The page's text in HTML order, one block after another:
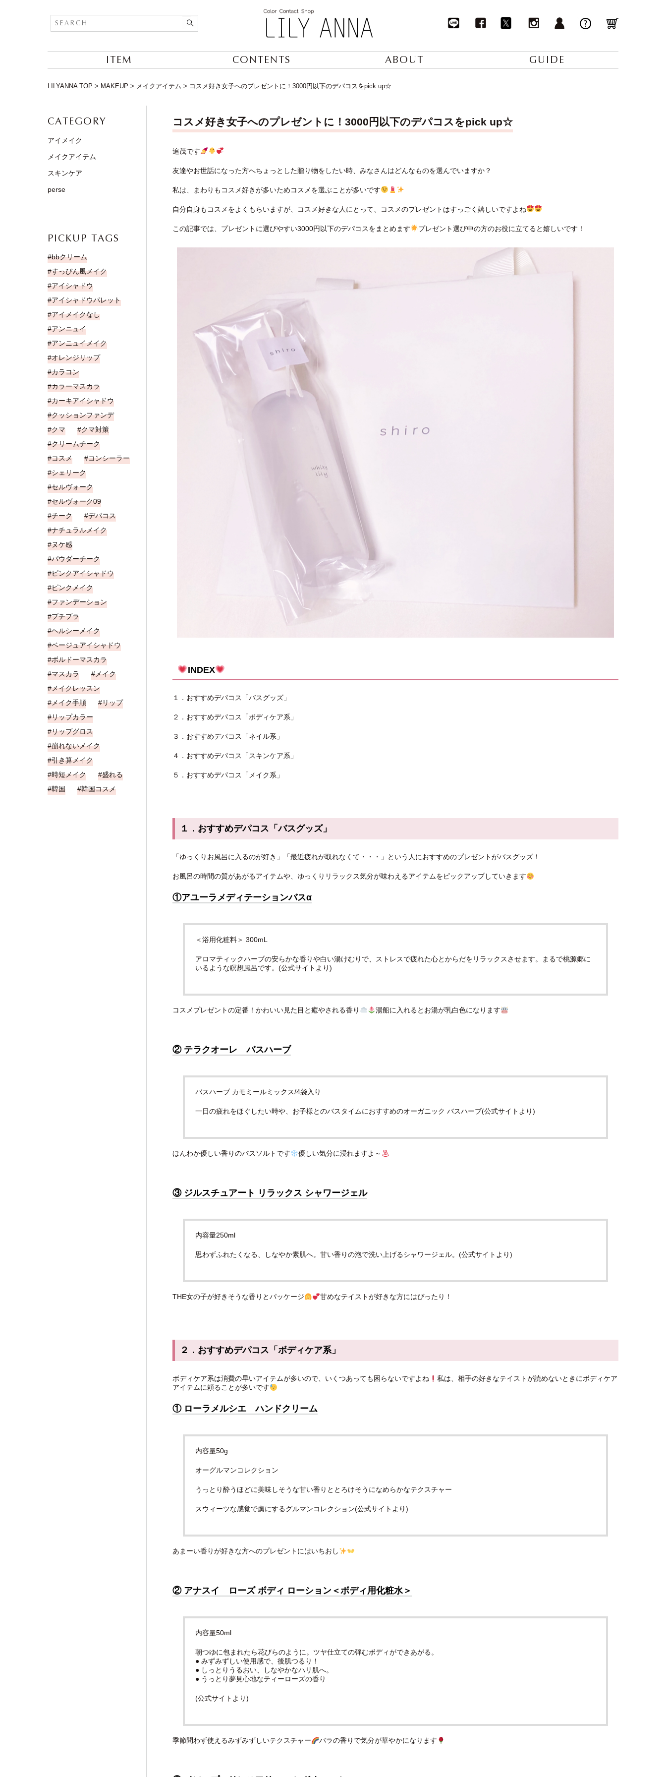
ITEM CONTENTS ABOUT GUIDE
LILYANNA TOP > MAKEUP > メイクアイテム > コスメ好き女子へのプレゼントに！3000円以下のデパコスをpick up☆
コスメ好き女子へのプレゼントに！3000円以下のデパコスをpick up☆
追茂です
友達やお世話になった方へちょっとした贈り物をしたい時、みなさんはどんなものを選んでいますか？
私は、まわりもコスメ好きが多いためコスメを選ぶことが多いです
自分自身もコスメをよくもらいますが、コスメ好きな人にとって、コスメのプレゼントはすっごく嬉しいですよね
この記事では、プレゼントに選びやすい3000円以下のデパコスをまとめます プレゼント選び中の方のお役に立てると嬉しいです！
INDEX
１．おすすめデパコス「バスグッズ」
２．おすすめデパコス「ボディケア系」
３．おすすめデパコス「ネイル系」
４．おすすめデパコス「スキンケア系」
５．おすすめデパコス「メイク系」
１．おすすめデパコス「バスグッズ」
「ゆっくりお風呂に入るのが好き」「最近疲れが取れなくて・・・」という人におすすめのプレゼントがバスグッズ！
お風呂の時間の質があがるアイテムや、ゆっくりリラックス気分が味わえるアイテムをピックアップしていきます
①アユーラメディテーションバスα
＜浴用化粧料＞ 300mL
アロマティックハーブの安らかな香りや白い湯けむりで、ストレスで疲れた心とからだをリラックスさせます。まるで桃源郷に
いるような瞑想風呂です。(公式サイトより)
コスメプレゼントの定番！かわいい見た目と癒やされる香り 湯船に入れるとお湯が乳白色になります
② テラクオーレ バスハーブ
バスハーブ カモミールミックス/4袋入り
一日の疲れをほぐしたい時や、お子様とのバスタイムにおすすめのオーガニック バスハーブ(公式サイトより)
ほんわか優しい香りのバスソルトです 優しい気分に浸れますよ～
③ ジルスチュアート リラックス シャワージェル
内容量250ml
思わずふれたくなる、しなやか素肌へ。甘い香りの泡で洗い上げるシャワージェル。(公式サイトより)
THE女の子が好きそうな香りとパッケージ 甘めなテイストが好きな方にはぴったり！
２．おすすめデパコス「ボディケア系」
ボディケア系は消費の早いアイテムが多いので、いくつあっても困らないですよね
私は、相手の好きなテイストが読めないときにボディケア
アイテムに頼ることが多いです
① ローラメルシエ ハンドクリーム
内容量50g
オーグルマンコレクション
うっとり酔うほどに美味しそうな甘い香りととろけそうになめらかなテクスチャー
スウィーツな感覚で虜にするグルマンコレクション(公式サイトより)
あまーい香りが好きな方へのプレゼントにはいちおし
② アナスイ ローズ ボディ ローション＜ボディ用化粧水＞
内容量50ml
朝つゆに包まれたら花びらのように。ツヤ仕立ての弾むボディができあがる。
● みずみずしい使用感で、後肌つるり！
● しっとりうるおい、しなやかなハリ肌へ。
● うっとり夢見心地なティーローズの香り
(公式サイトより)
季節問わず使えるみずみずしいテクスチャー バラの香りで気分が華やかになります
CATEGORY
アイメイク
メイクアイテム
スキンケア
perse
PICKUP TAGS
bbクリーム
すっぴん風メイク
アイシャドウ
アイシャドウパレット
アイメイクなし
アンニュイ
アンニュイメイク
オレンジリップ
カラコン
カラーマスカラ
カーキアイシャドウ
クッションファンデ
クマ
クマ対策
クリームチーク
コスメ
コンシーラー
シェリーク
セルヴォーク
セルヴォーク09
チーク
デパコス
ナチュラルメイク
ヌケ感
パウダーチーク
ピンクアイシャドウ
ピンクメイク
ファンデーション
プチプラ
ヘルシーメイク
ベージュアイシャドウ
ボルドーマスカラ
マスカラ
メイク
メイクレッスン
メイク手順
リップ
リップカラー
リップグロス
崩れないメイク
引き算メイク
時短メイク
盛れる
韓国
韓国コスメ